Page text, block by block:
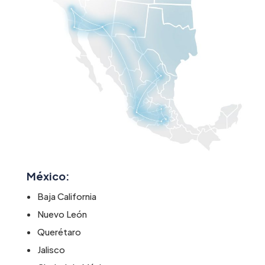
México:
Baja California
Nuevo León
Querétaro
Jalisco